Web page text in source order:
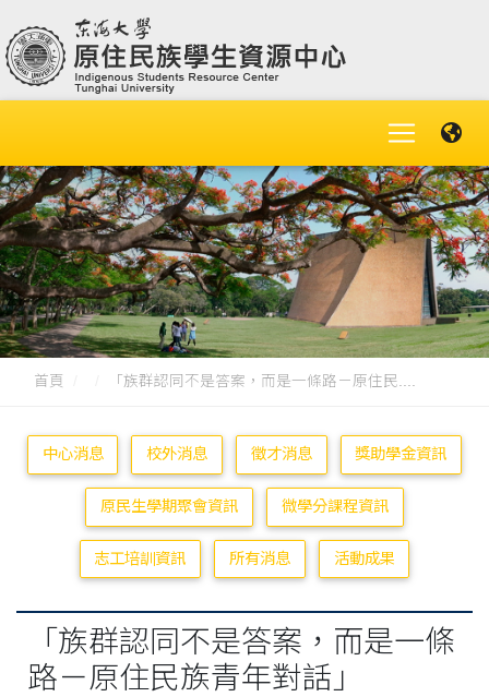
首頁 「族群認同不是答案，而是一條路－原住民....
中心消息 校外消息 徵才消息 獎助學金資訊
原民生學期聚會資訊 微學分課程資訊
志工培訓資訊 所有消息 活動成果
「族群認同不是答案，而是一條
路－原住民族青年對話」